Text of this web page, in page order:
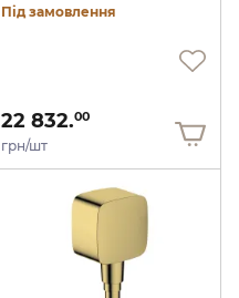
Під замовлення
22 832.00
грн/шт